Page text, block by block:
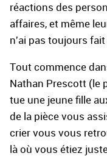
réactions des
affaires, et même
n'ai pas toujours fait
Tout commence
Nathan Prescott (le
tue une jeune fille
de la pièce vous
crier vous vous
là où vous étiez